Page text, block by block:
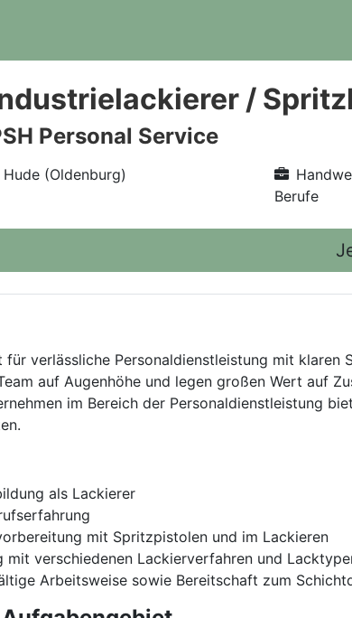
/
Personal Service
Hude (Oldenburg)
Berufe
für verlässliche Personaldienstleistung mit
auf Augenhöhe und legen großen Wert auf
im Bereich der Personaldienstleistung
als Lackierer
mit Spritzpistolen und im Lackieren
mit verschiedenen Lackierverfahren und
Arbeitsweise sowie Bereitschaft zum